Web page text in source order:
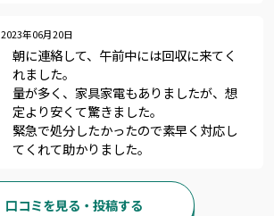
2023年06月20日
朝に連絡して、午前中には回収に来てく
れました。
量が多く、家具家電もありましたが、想
定より安くて驚きました。
緊急で処分したかったので素早く対応し
てくれて助かりました。
口コミを見る・投稿する